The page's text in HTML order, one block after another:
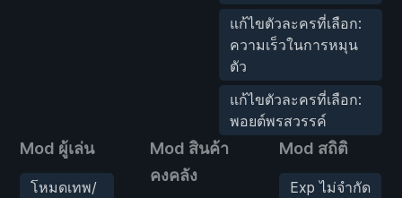
แก้ไขตัวละครที่เลือก:
ความเร็วในการหมุน
ตัว
แก้ไขตัวละครที่เลือก:
พอยต์พรสวรรค์
Mod ผู้เล่น
โหมดเทพ/
Mod สินค้า
คงคลัง
Mod สถิติ
Exp ไม่จำกัด